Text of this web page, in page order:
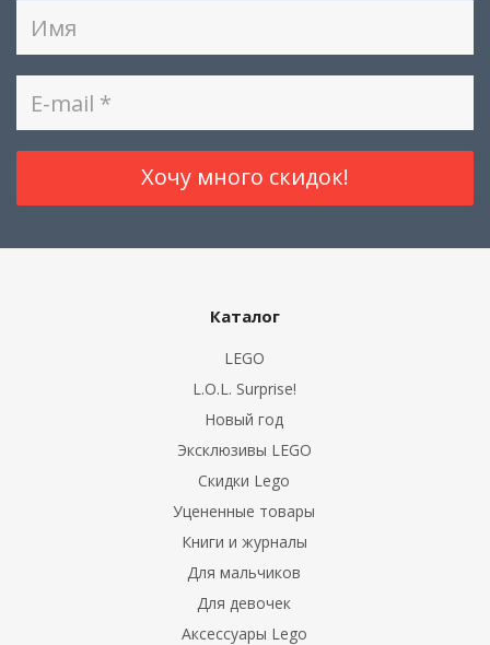
Каталог
LEGO
L.O.L. Surprise!
Новый год
Эксклюзивы LEGO
Скидки Lego
Уцененные товары
Книги и журналы
Для мальчиков
Для девочек
Аксессуары Lego